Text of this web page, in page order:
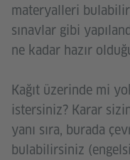
materyalleri
sınavlar gibi
ne kadar hazır
Kağıt üzerinde mi
istersiniz? Karar
yanı sıra, burada
bulabilirsiniz